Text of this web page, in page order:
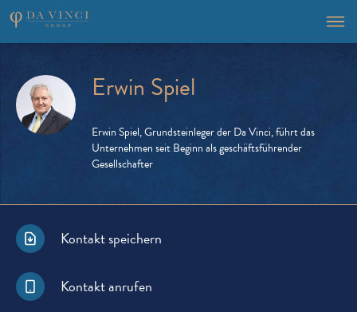
Erwin Spiel
Erwin Spiel, Grundsteinleger der Da Vinci, führt das
Unternehmen seit Beginn als geschäftsführender
Gesellschafter
Kontakt speichern
Kontakt anrufen